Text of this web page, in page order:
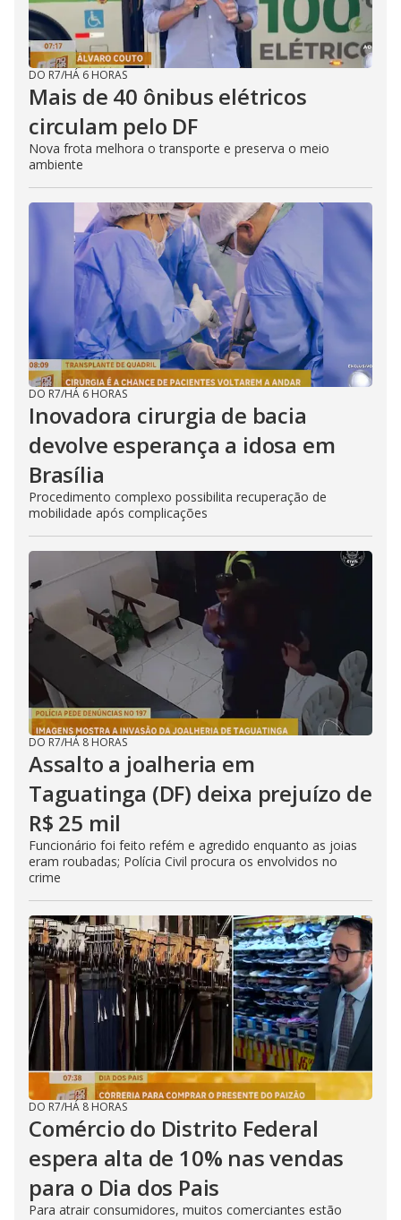
DO R7/HÁ 6 HORAS
Mais de 40 ônibus elétricos
circulam pelo DF
Nova frota melhora o transporte e preserva o meio
ambiente
DO R7/HÁ 6 HORAS
Inovadora cirurgia de bacia
devolve esperança a idosa em
Brasília
Procedimento complexo possibilita recuperação de
mobilidade após complicações
DO R7/HÁ 8 HORAS
Assalto a joalheria em
Taguatinga (DF) deixa prejuízo de
R$ 25 mil
Funcionário foi feito refém e agredido enquanto as joias
eram roubadas; Polícia Civil procura os envolvidos no
crime
DO R7/HÁ 8 HORAS
Comércio do Distrito Federal
espera alta de 10% nas vendas
para o Dia dos Pais
Para atrair consumidores, muitos comerciantes estão